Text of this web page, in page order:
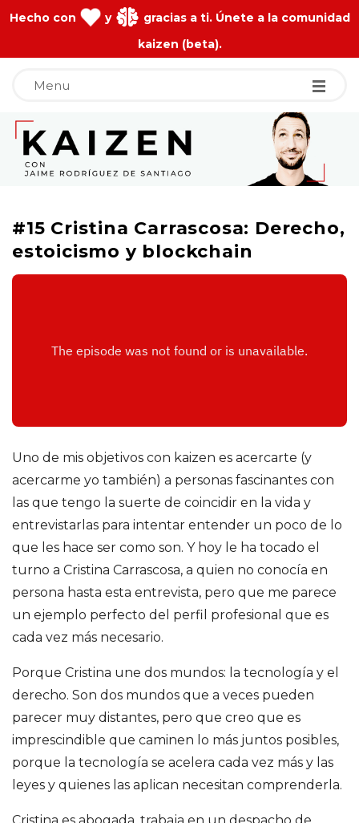
Hecho con y
gracias a ti. Únete a la comunidad
kaizen (beta).
Menu
J
a
i
m
d
r
í
g
u
e
z
d
e
S
a
#15 Cristina Carrascosa: Derecho,
estoicismo y blockchain
Uno de mis objetivos con kaizen es acercarte (y
acercarme yo también) a personas fascinantes con
las que tengo la suerte de coincidir en la vida y
entrevistarlas para intentar entender un poco de lo
que les hace ser como son. Y hoy le ha tocado el
turno a Cristina Carrascosa, a quien no conocía en
persona hasta esta entrevista, pero que me parece
un ejemplo perfecto del perfil profesional que es
cada vez más necesario.
Porque Cristina une dos mundos: la tecnología y el
derecho. Son dos mundos que a veces pueden
parecer muy distantes, pero que creo que es
imprescindible que caminen lo más juntos posibles,
porque la tecnología se acelera cada vez más y las
leyes y quienes las aplican necesitan comprenderla.